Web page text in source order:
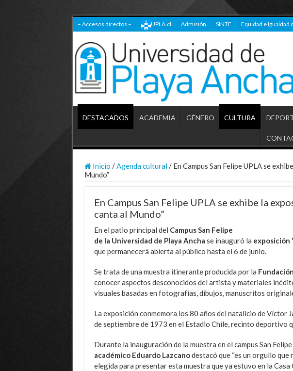
– Accesos directos – UPLA.cl Admisión SINTE Equidad e Igualdad
DESTACADOS ACADEMIA GÉNERO CULTURA
Inicio / Agenda cultural / En Campus San Felipe UPLA se
Mundo”
En Campus San Felipe UPLA se exhibe la
canta al Mundo”
En el patio principal del Campus San Felipe
de la Universidad de Playa Ancha se inauguró la exposición
que permanecerá abierta al público hasta el 6 de junio.
Se trata de una muestra itinerante producida por la
conocer aspectos desconocidos del artista y materiales
visuales basadas en fotografías, dibujos, manuscritos
La exposición conmemora los 80 años del natalicio de Víctor
de septiembre de 1973 en el Estadio Chile, recinto deportivo
Durante la inauguración de la muestra en el campus San Felipe
académico Eduardo Lazcanodestacó que “es un orgullo que
elegida para presentar esta muestra que ya estuvo en la Casa